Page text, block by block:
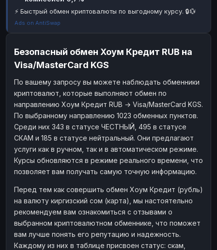
ЗК
НАЛИЧНЫЕ ДЕНЬГИ
Наличные RUB
Наличные USD Наличные USD
Наличные KZT
⚡ Быстрый обмен криптовалюты по выгодному курсу. 🔒💱
Ads on AntiSwap
Безопасный обмен Хоум Кредит RUB на
Visa/MasterCard KGS
По вашему запросу вы можете наблюдать обменники
криптовалют, которые выполняют обмен по
направлению Хоум Кредит RUB → Visa/MasterCard KGS.
По выбранному направлению 1023 обменных пунктов.
Среди них 343 в статусе ЧЕСТНЫЙ, 495 в статусе
СКАМ и 185 в статусе нейтральный. Они предлагают
услуги как в ручном, так и в автоматическом режиме.
Курсы обновляются в режиме реального времени, что
позволяет вам получать самую точную информацию.
Перед тем как совершить обмен Хоум Кредит (рубль)
на валюту киргизский сом (карта), мы настоятельно
рекомендуем вам ознакомиться с отзывами о
выбранном криптовалютном обменнике, что поможет
вам лучше понять его репутацию и надежность.
Каждому из них в таблице присвоен статус: скам,